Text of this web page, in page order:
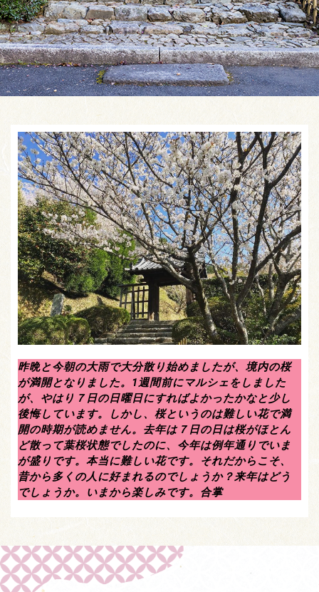
昨晩と今朝の大雨で大分散り始めましたが、境内の桜
が満開となりました。1週間前にマルシェをしました
が、やはり７日の日曜日にすればよかったかなと少し
後悔しています。しかし、桜というのは難しい花で満
開の時期が読めません。去年は７日の日は桜がほとん
ど散って葉桜状態でしたのに、今年は例年通りでいま
が盛りです。本当に難しい花です。それだからこそ、
昔から多くの人に好まれるのでしょうか？来年はどう
でしょうか。いまから楽しみです。合掌